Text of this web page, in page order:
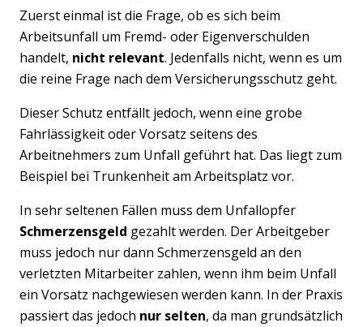
Zuerst einmal ist die Frage, ob es sich beim
Arbeitsunfall um Fremd- oder Eigenverschulden
handelt, nicht relevant. Jedenfalls nicht, wenn es um
die reine Frage nach dem Versicherungsschutz geht.
Dieser Schutz entfällt jedoch, wenn eine grobe
Fahrlässigkeit oder Vorsatz seitens des
Arbeitnehmers zum Unfall geführt hat. Das liegt zum
Beispiel bei Trunkenheit am Arbeitsplatz vor.
In sehr seltenen Fällen muss dem Unfallopfer
Schmerzensgeld gezahlt werden. Der Arbeitgeber
muss jedoch nur dann Schmerzensgeld an den
verletzten Mitarbeiter zahlen, wenn ihm beim Unfall
ein Vorsatz nachgewiesen werden kann. In der Praxis
passiert das jedoch nur selten, da man grundsätzlich